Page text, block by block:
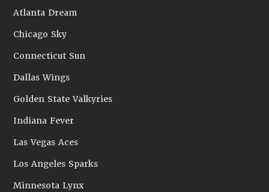
Atlanta Dream
Chicago Sky
Connecticut Sun
Dallas Wings
Golden State Valkyries
Indiana Fever
Las Vegas Aces
Los Angeles Sparks
Minnesota Lynx